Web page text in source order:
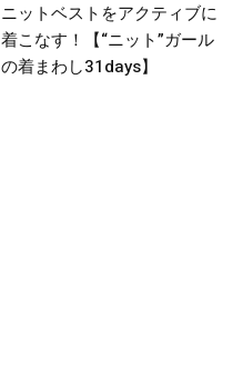
ニットベストをアクティブに
着こなす！【“ニット”ガール
の着まわし31days】